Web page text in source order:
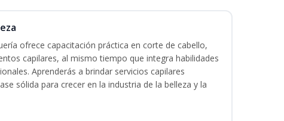
ofrece capacitación práctica en corte de cabello,
capilares, al mismo tiempo que integra habilidades
Aprenderás a brindar servicios capilares
sólida para crecer en la industria de la belleza y la